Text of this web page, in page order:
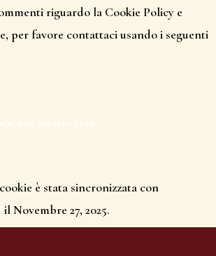
riguardo la Cookie Policy e
per favore contattaci usando i seguenti
è stata sincronizzata con
il Novembre 27, 2025.